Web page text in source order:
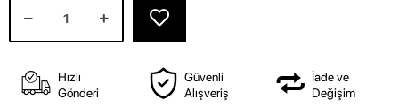
Hızlı
Gönderi
Güvenli
Alışveriş
İade ve
Değişim